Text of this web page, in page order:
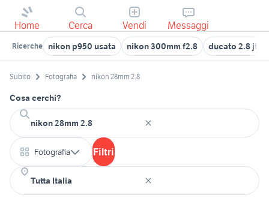
Home Cerca Vendi Messaggi
Ricerche nikon p950 usata nikon 300mm f2.8 ducato 2.8 jtd
Subito Fotografia nikon 28mm 2.8
Cosa cerchi?
Fotografia Filtri